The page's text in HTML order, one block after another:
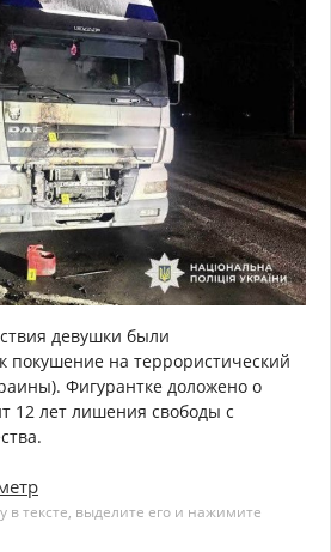
девушки были
покушение на террористический
Фигурантке доложено о
12 лет лишения свободы с
тексте, выделите его и нажимите